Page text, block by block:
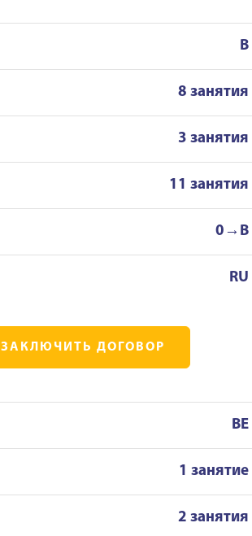
B
8 занятия
3 занятия
11 занятия
0→B
RU
ЗАКЛЮЧИТЬ ДОГОВОР
BE
1 занятие
2 занятия